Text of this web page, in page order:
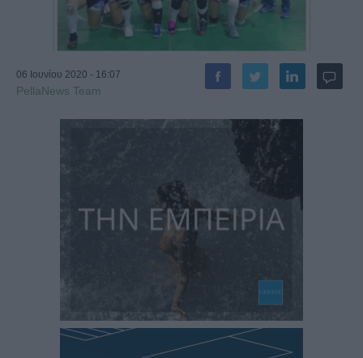
06 Ιουνίου 2020 - 16:07
PellaNews Team